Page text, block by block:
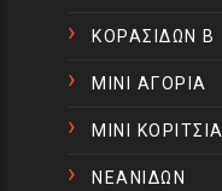
ΚΟΡΑΣΙΔΩΝ Β
ΜΙΝΙ ΑΓΟΡΙΑ
ΜΙΝΙ ΚΟΡΙΤΣΙΑ
ΝΕΑΝΙΔΩΝ